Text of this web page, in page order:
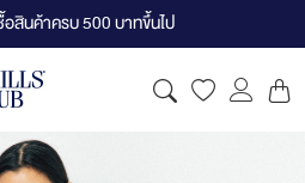
สินค้าครบ 500 บาทขึ้นไป